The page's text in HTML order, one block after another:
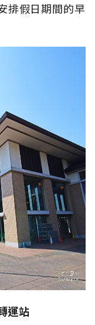
排假日期間的早
運站